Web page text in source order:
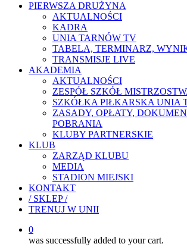
PIERWSZA DRUŻYNA
AKTUALNOŚCI
KADRA
UNIA TARNÓW TV
TABELA, TERMINARZ,
TRANSMISJE LIVE
AKADEMIA
AKTUALNOŚCI
ZESPÓŁ SZKÓŁ
SZKÓŁKA PIŁKARSKA UNIA
ZASADY, OPŁATY,
POBRANIA
KLUBY PARTNERSKIE
KLUB
ZARZĄD KLUBU
MEDIA
STADION MIEJSKI
KONTAKT
/ SKLEP /
TRENUJ W UNII
0
was successfully added to your cart.